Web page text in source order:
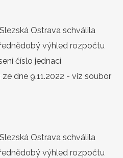
Ostrava schválila
výhled rozpočtu
číslo jednací
dne 9.11.2022 - viz soubor
Ostrava schválila
výhled rozpočtu